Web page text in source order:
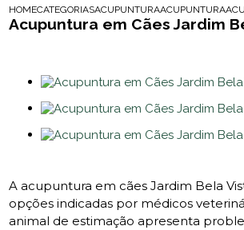
HOMECATEGORIASACUPUNTURA ANIMAL
ACUPUNTURA
Acupuntura em Cães Jardim
A acupuntura em cães Jardim Bela
opções indicadas por médicos
animal de estimação apresenta